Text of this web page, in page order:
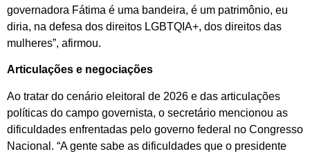
governadora Fátima é uma bandeira, é um patrimônio, eu
diria, na defesa dos direitos LGBTQIA+, dos direitos das
mulheres”, afirmou.
Articulações e negociações
Ao tratar do cenário eleitoral de 2026 e das articulações
políticas do campo governista, o secretário mencionou as
dificuldades enfrentadas pelo governo federal no Congresso
Nacional. “A gente sabe as dificuldades que o presidente